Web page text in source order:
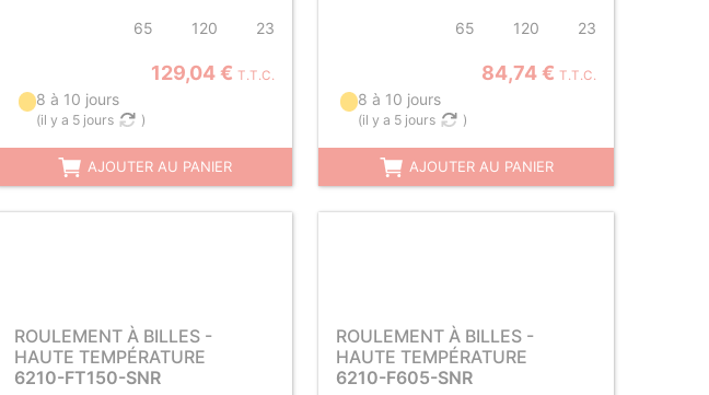
65 120 23
129,04 € T.T.C.
8 à 10 jours
(il y a 5 jours )
AJOUTER AU PANIER
65 120 23
84,74 € T.T.C.
8 à 10 jours
(il y a 5 jours )
AJOUTER AU PANIER
ROULEMENT À BILLES -
HAUTE TEMPÉRATURE
6210-FT150-SNR
ROULEMENT À BILLES -
HAUTE TEMPÉRATURE
6210-F605-SNR